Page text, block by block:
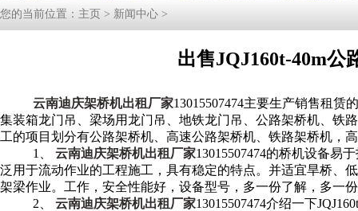
您的当前位置： 主页 > 新闻中心 >
出售JQJ160t-40m公
云南迪庆架桥机出租厂家13015507474主要生产销售租赁
集装箱龙门吊、梁场用龙门吊、地铁龙门吊、公路架桥机、铁
工的项目划分有公路架桥机、高速公路架桥机、铁路架桥机，
1、
云南迪庆架桥机出租厂家13015507474的桥机设备易
泛用于流动作业的工程施工，具有稳定的特点。并适宜旱桥、
架梁作业。工作，安全性能好，设备型号，多一份了解，多一
2、
云南迪庆架桥机出租厂家13015507474介绍一下